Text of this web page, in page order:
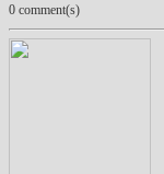
0 comment(s)